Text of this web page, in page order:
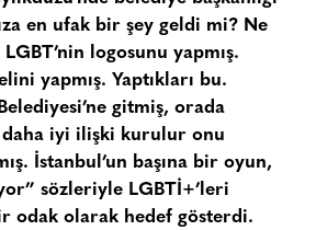
en ufak bir şey geldi mi? Ne
LGBT’nin logosunu yapmış.
yapmış. Yaptıkları bu.
gitmiş, orada
daha iyi ilişki kurulur onu
İstanbul’un başına bir oyun,
sözleriyle LGBTİ+’leri
odak olarak hedef gösterdi.